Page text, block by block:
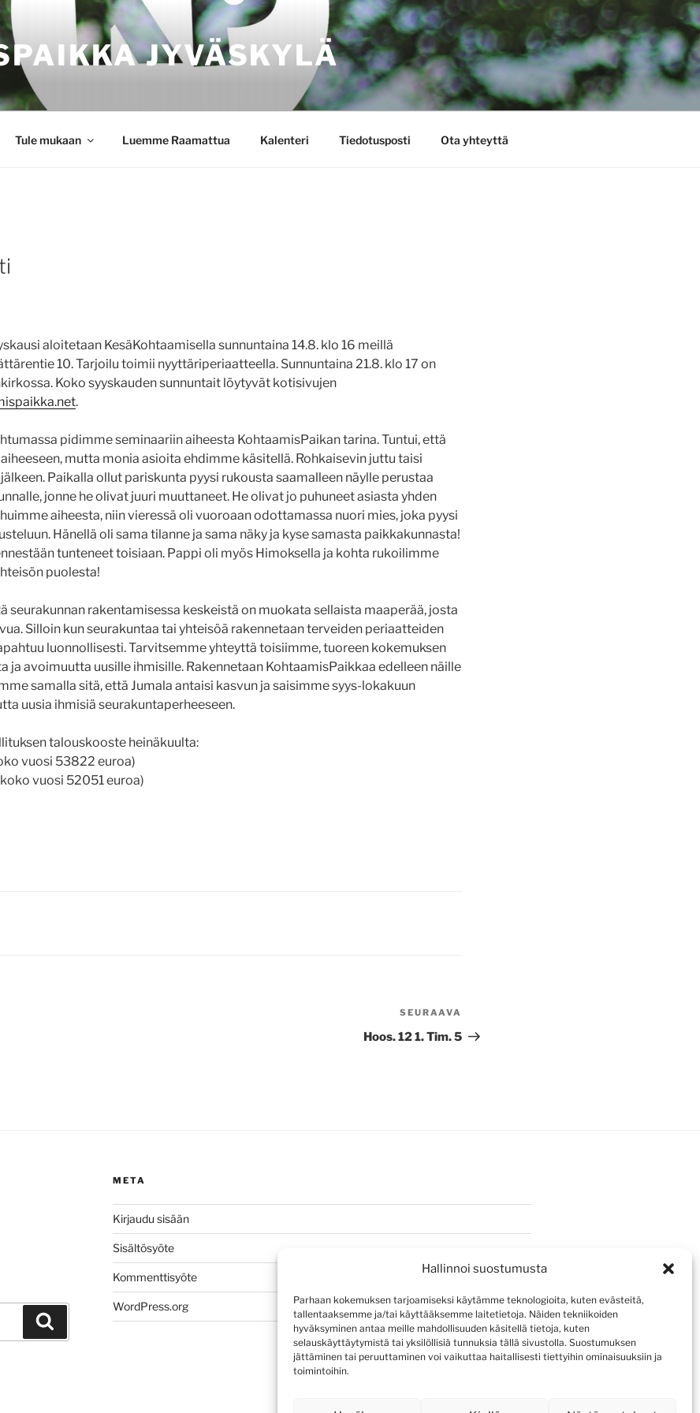
Hallinnoi suostumusta
Parhaan kokemuksen tarjoamiseksi käytämme teknologioita, kuten evästeitä,
tallentaaksemme ja/tai käyttääksemme laitetietoja. Näiden tekniikoiden
hyväksyminen antaa meille mahdollisuuden käsitellä tietoja, kuten
selauskäyttäytymistä tai yksilöllisiä tunnuksia tällä sivustolla. Suostumuksen
jättäminen tai peruuttaminen voi vaikuttaa haitallisesti tiettyihin ominaisuuksiin ja
toimintoihin.
JYVÄSKYLÄ
Tule mukaan Luemme Raamattua Kalenteri Tiedotusposti Ota yhteyttä
aloitetaan KesäKohtaamisella sunnuntaina 14.8. klo 16 meillä
10. Tarjoilu toimii nyyttäriperiaatteella. Sunnuntaina 21.8. klo 17 on
Koko syyskauden sunnuntait löytyvät kotisivujen
.
pidimme seminaariin aiheesta KohtaamisPaikan tarina. Tuntui, että
mutta monia asioita ehdimme käsitellä. Rohkaisevin juttu taisi
Paikalla ollut pariskunta pyysi rukousta saamalleen näylle perustaa
jonne he olivat juuri muuttaneet. He olivat jo puhuneet asiasta yhden
aiheesta, niin vieressä oli vuoroaan odottamassa nuori mies, joka pyysi
Hänellä oli sama tilanne ja sama näky ja kyse samasta paikkakunnasta!
tunteneet toisiaan. Pappi oli myös Himoksella ja kohta rukoilimme
puolesta!
seurakunnan rakentamisessa keskeistä on muokata sellaista maaperää, josta
Silloin kun seurakuntaa tai yhteisöä rakennetaan terveiden periaatteiden
luonnollisesti. Tarvitsemme yhteyttä toisiimme, tuoreen kokemuksen
ja avoimuutta uusille ihmisille. Rakennetaan KohtaamisPaikkaa edelleen näille
samalla sitä, että Jumala antaisi kasvun ja saisimme syys-lokakuun
uusia ihmisiä seurakuntaperheeseen.
talouskooste heinäkuulta:
vuosi 53822 euroa)
vuosi 52051 euroa)
artikkeli
SEURAAVA
Hoos. 12 1. Tim. 5
META
Kirjaudu sisään
Sisältösyöte
Kommenttisyöte
WordPress.org